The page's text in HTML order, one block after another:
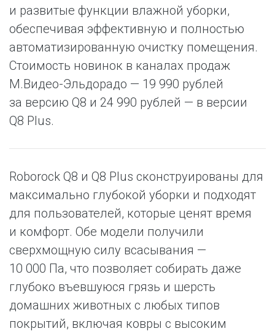
и развитые функции влажной уборки,
обеспечивая эффективную и полностью
автоматизированную очистку помещения.
Стоимость новинок в каналах продаж
М.Видео-Эльдорадо — 19 990 рублей
за версию Q8 и 24 990 рублей — в версии
Q8 Plus.
Roborock Q8 и Q8 Plus сконструированы для
максимально глубокой уборки и подходят
для пользователей, которые ценят время
и комфорт. Обе модели получили
сверхмощную силу всасывания —
10 000 Па, что позволяет собирать даже
глубоко въевшуюся грязь и шерсть
домашних животных с любых типов
покрытий, включая ковры с высоким